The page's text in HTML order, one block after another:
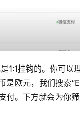
1:1挂钩的。你可以
欧元，我们搜索
付。下方就会为你